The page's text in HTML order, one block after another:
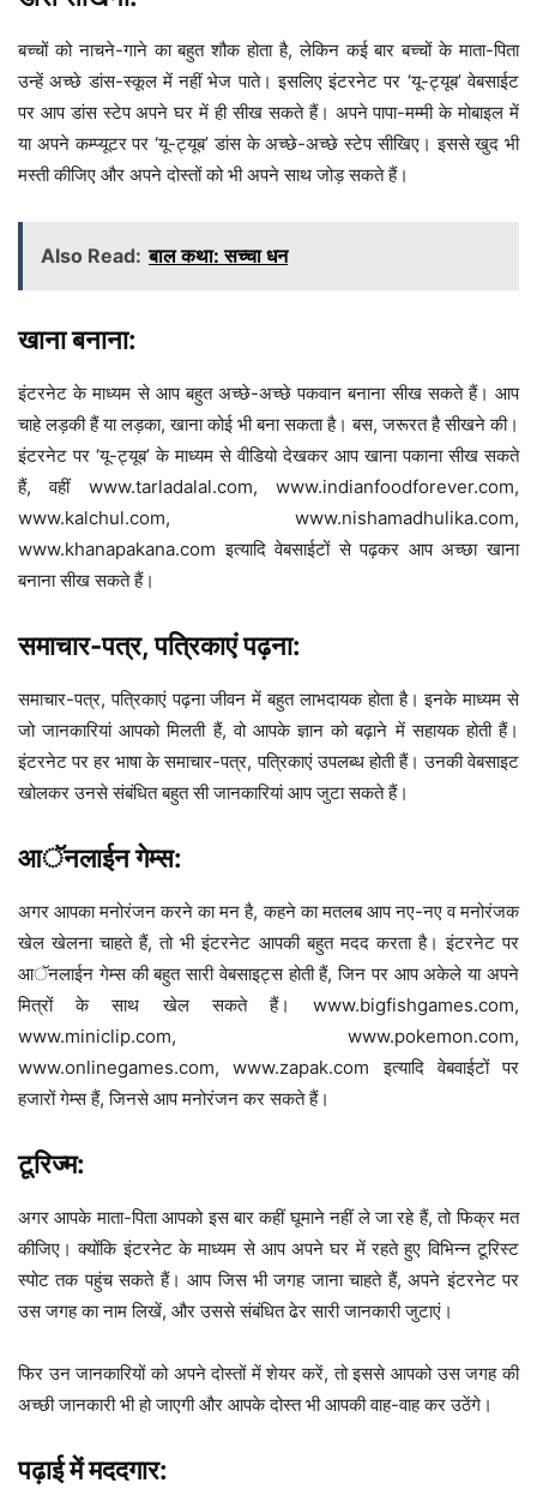
बच्चों को नाचने-गाने का बहुत शौक होता है, लेकिन कई बार बच्चों के माता-पिता
उन्हें अच्छे डांस-स्कूल में नहीं भेज पाते। इसलिए इंटरनेट पर ‘यू-ट्यूब’ वेबसाईट
पर आप डांस स्टेप अपने घर में ही सीख सकते हैं। अपने पापा-मम्मी के मोबाइल में
या अपने कम्प्यूटर पर ‘यू-ट्यूब’ डांस के अच्छे-अच्छे स्टेप सीखिए। इससे खुद भी
मस्ती कीजिए और अपने दोस्तों को भी अपने साथ जोड़ सकते हैं।
Also Read: बाल कथा: सच्चा धन
खाना बनाना:
इंटरनेट के माध्यम से आप बहुत अच्छे-अच्छे पकवान बनाना सीख सकते हैं। आप
चाहे लड़की हैं या लड़का, खाना कोई भी बना सकता है। बस, जरूरत है सीखने की।
इंटरनेट पर ‘यू-ट्यूब’ के माध्यम से वीडियो देखकर आप खाना पकाना सीख सकते
हैं, वहीं www.tarladalal.com, www.indianfoodforever.com,
www.kalchul.com, www.nishamadhulika.com,
www.khanapakana.com इत्यादि वेबसाईटों से पढ़कर आप अच्छा खाना
बनाना सीख सकते हैं।
समाचार-पत्र, पत्रिकाएं पढ़ना:
समाचार-पत्र, पत्रिकाएं पढ़ना जीवन में बहुत लाभदायक होता है। इनके माध्यम से
जो जानकारियां आपको मिलती हैं, वो आपके ज्ञान को बढ़ाने में सहायक होती हैं।
इंटरनेट पर हर भाषा के समाचार-पत्र, पत्रिकाएं उपलब्ध होती हैं। उनकी वेबसाइट
खोलकर उनसे संबंधित बहुत सी जानकारियां आप जुटा सकते हैं।
आॅनलाईन गेम्स:
अगर आपका मनोरंजन करने का मन है, कहने का मतलब आप नए-नए व मनोरंजक
खेल खेलना चाहते हैं, तो भी इंटरनेट आपकी बहुत मदद करता है। इंटरनेट पर
आॅनलाईन गेम्स की बहुत सारी वेबसाइट्स होती हैं, जिन पर आप अकेले या अपने
मित्रों के साथ खेल सकते हैं। www.bigfishgames.com,
www.miniclip.com, www.pokemon.com,
www.onlinegames.com, www.zapak.com इत्यादि वेबवाईटों पर
हजारों गेम्स हैं, जिनसे आप मनोरंजन कर सकते हैं।
टूरिज्म:
अगर आपके माता-पिता आपको इस बार कहीं घूमाने नहीं ले जा रहे हैं, तो फिक्र मत
कीजिए। क्योंकि इंटरनेट के माध्यम से आप अपने घर में रहते हुए विभिन्न टूरिस्ट
स्पोट तक पहुंच सकते हैं। आप जिस भी जगह जाना चाहते हैं, अपने इंटरनेट पर
उस जगह का नाम लिखें, और उससे संबंधित ढेर सारी जानकारी जुटाएं।
फिर उन जानकारियों को अपने दोस्तों में शेयर करें, तो इससे आपको उस जगह की
अच्छी जानकारी भी हो जाएगी और आपके दोस्त भी आपकी वाह-वाह कर उठेंगे।
पढ़ाई में मददगार: